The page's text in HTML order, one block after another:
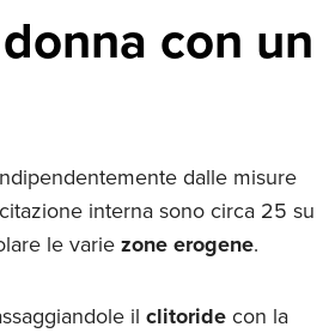
con un
dalle misure
interna sono circa 25 su
le varie zone erogene.
il clitoride con la